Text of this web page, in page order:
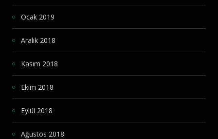
Ocak 2019
Aralık 2018
Kasım 2018
Ekim 2018
Eylül 2018
Ağustos 2018